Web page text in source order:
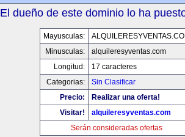
El dueño de este dominio lo ha
Mayusculas:
Minusculas:
alquileresyventas.com
Longitud:
17 caracteres
Categorias:
Sin Clasificar
Precio:
Realizar una oferta!
Visitar!
alquileresyventas.com
Serán consideradas ofertas